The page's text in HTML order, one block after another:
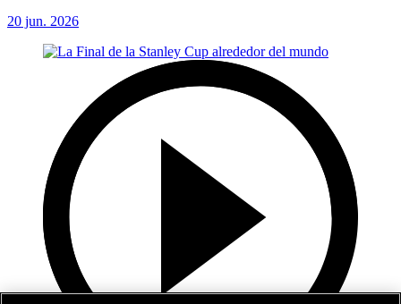
20 jun. 2026